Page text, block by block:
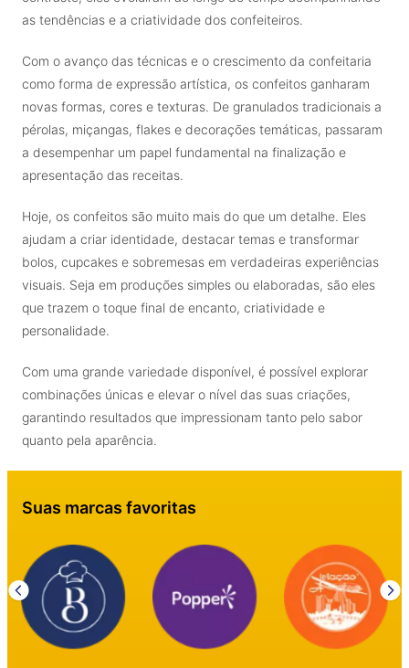
as tendências e a criatividade dos confeiteiros.
Com o avanço das técnicas e o crescimento da confeitaria
como forma de expressão artística, os confeitos ganharam
novas formas, cores e texturas. De granulados tradicionais a
pérolas, miçangas, flakes e decorações temáticas, passaram
a desempenhar um papel fundamental na finalização e
apresentação das receitas.
Hoje, os confeitos são muito mais do que um detalhe. Eles
ajudam a criar identidade, destacar temas e transformar
bolos, cupcakes e sobremesas em verdadeiras experiências
visuais. Seja em produções simples ou elaboradas, são eles
que trazem o toque final de encanto, criatividade e
personalidade.
Com uma grande variedade disponível, é possível explorar
combinações únicas e elevar o nível das suas criações,
garantindo resultados que impressionam tanto pelo sabor
quanto pela aparência.
Suas marcas favoritas